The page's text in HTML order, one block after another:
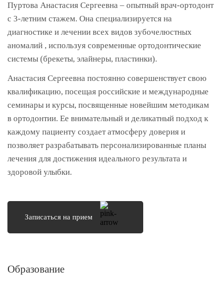
Пуртова Анастасия Сергеевна – опытный врач-ортодонт
с 3-летним стажем. Она специализируется на
диагностике и лечении всех видов зубочелюстных
аномалий , используя современные ортодонтические
системы (брекеты, элайнеры, пластинки).
Анастасия Сергеевна постоянно совершенствует свою
квалификацию, посещая российские и международные
семинары и курсы, посвященные новейшим методикам
в ортодонтии. Ее внимательный и деликатный подход к
каждому пациенту создает атмосферу доверия и
позволяет разрабатывать персонализированные планы
лечения для достижения идеального результата и
здоровой улыбки.
Записаться на прием
Образование